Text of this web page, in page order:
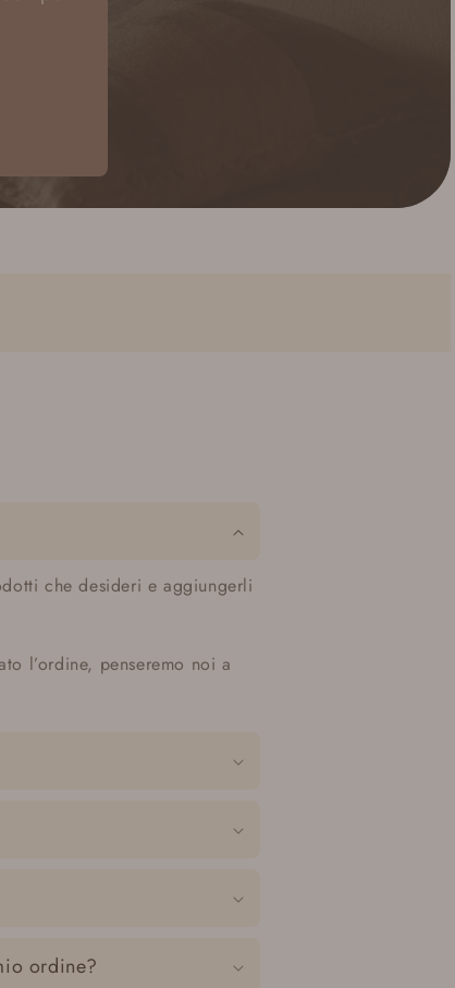
che desideri e aggiungerli
l’ordine, penseremo noi a
ordine?